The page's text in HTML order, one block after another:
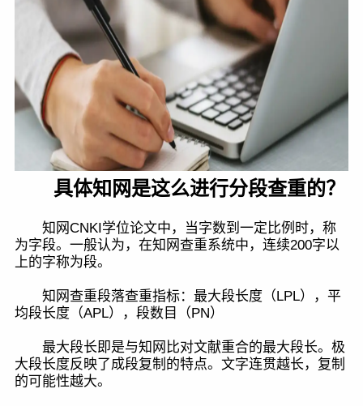
具体知网是这么进行分段查重的？
知网CNKI学位论文中，当字数到一定比例时，称
为字段。一般认为，在知网查重系统中，连续200字以
上的字称为段。
知网查重段落查重指标：最大段长度（LPL），平
均段长度（APL），段数目（PN）
最大段长即是与知网比对文献重合的最大段长。极
大段长度反映了成段复制的特点。文字连贯越长，复制
的可能性越大。